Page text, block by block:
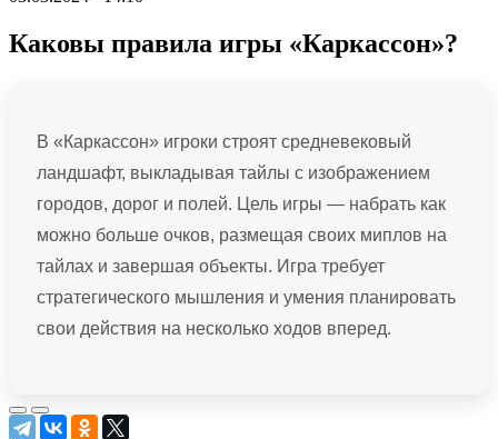
Каковы правила игры «Каркассон»?
В «Каркассон» игроки строят средневековый
ландшафт, выкладывая тайлы с изображением
городов, дорог и полей. Цель игры — набрать как
можно больше очков, размещая своих миплов на
тайлах и завершая объекты. Игра требует
стратегического мышления и умения планировать
свои действия на несколько ходов вперед.